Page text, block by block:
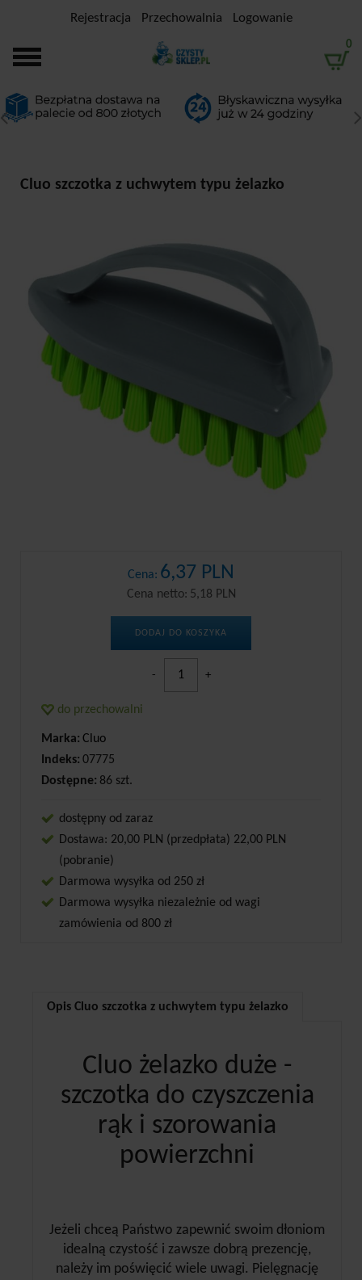
Rejestracja Przechowalnia Logowanie
0
Cluo szczotka z uchwytem typu żelazko
Cena: 6,37 PLN
Cena netto: 5,18 PLN
DODAJ DO KOSZYKA
- +
do przechowalni
Marka: Cluo
Indeks: 07775
Dostępne: 86 szt.
dostępny od zaraz
Dostawa: 20,00 PLN (przedpłata) 22,00 PLN
(pobranie)
Darmowa wysyłka od 250 zł
Darmowa wysyłka niezależnie od wagi
zamówienia od 800 zł
Opis Cluo szczotka z uchwytem typu żelazko
Cluo żelazko duże -
szczotka do czyszczenia
rąk i szorowania
powierzchni
Jeżeli chceą Państwo zapewnić swoim dłoniom
idealną czystość i zawsze dobrą prezencję,
należy im poświęcić wiele uwagi. Pielęgnację